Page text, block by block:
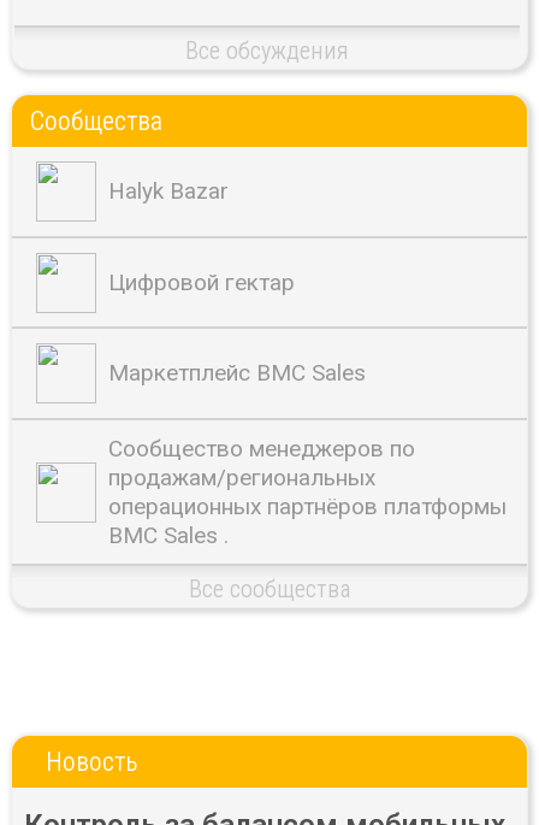
Все обсуждения
Сообщества
Halyk Bazar
Цифровой гектар
Маркетплейс BMC Sales
Сообщество менеджеров по
продажам/региональных
операционных партнёров платформы
BMC Sales .
Все сообщества
Новость